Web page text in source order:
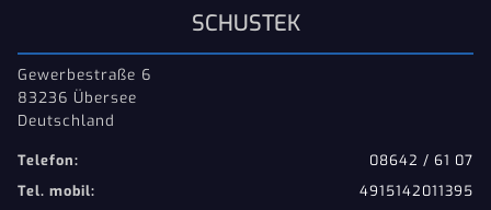
SCHUSTEK
Gewerbestraße 6
83236 Übersee
Deutschland
Telefon:
08642 / 61 07
Tel. mobil:
4915142011395